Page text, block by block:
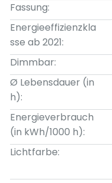
Fassung:
Energieeffizienzkla
sse ab 2021:
Dimmbar:
Ø Lebensdauer (in
h):
Energieverbrauch
(in kWh/1000 h):
Lichtfarbe: